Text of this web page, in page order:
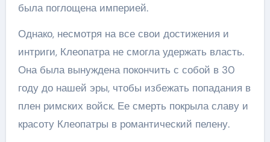
была поглощена империей.
Однако, несмотря на все свои достижения и
интриги, Клеопатра не смогла удержать власть.
Она была вынуждена покончить с собой в 30
году до нашей эры, чтобы избежать попадания в
плен римских войск. Ее смерть покрыла славу и
красоту Клеопатры в романтический пелену.